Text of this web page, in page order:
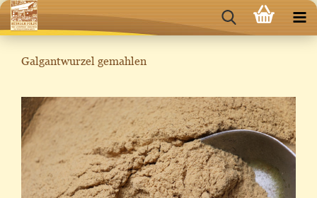
Galgantwurzel gemahlen